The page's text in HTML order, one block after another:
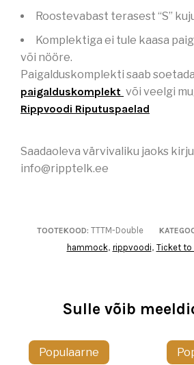
Roostevabast terasest “S”
Komplektiga ei tule kaasa
või nööre.
Paigalduskomplekti saab
paigalduskomplekt või veelgi
Rippvoodi Riputuspaelad
Saadaoleva värvivaliku jaoks
info@ripptelk.ee
TOOTEKOOD: TTTM-Double
hammock, rippvoodi, Ticket to
Sulle võib
Populaarne